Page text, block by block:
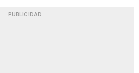
PUBLICIDAD